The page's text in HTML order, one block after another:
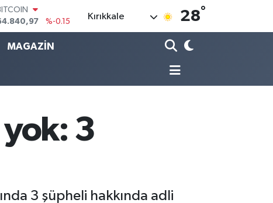
EURO
%-14
Kırıkkale 28°
MAGAZİN
yok: 3
3 şüpheli hakkında adli